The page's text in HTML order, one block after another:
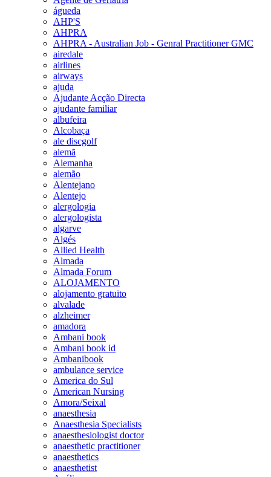
águeda
AHP'S
AHPRA
AHPRA - Australian Job - Genral Practitioner GMC
airedale
airlines
airways
ajuda
Ajudante Acção Directa
ajudante familiar
albufeira
Alcobaça
ale discgolf
alemã
Alemanha
alemão
Alentejano
Alentejo
alergologia
alergologista
algarve
Algés
Allied Health
Almada
Almada Forum
ALOJAMENTO
alojamento gratuito
alvalade
alzheimer
amadora
Ambani book
Ambani book id
Ambanibook
ambulance service
America do Sul
American Nursing
Amora/Seixal
anaesthesia
Anaesthesia Specialists
anaesthesiologist doctor
anaesthetic practitioner
anaesthetics
anaesthetist